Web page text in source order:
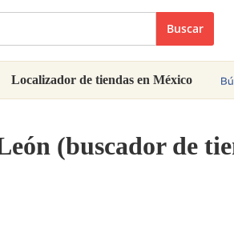
Buscar
Localizador de tiendas en México
(buscador de